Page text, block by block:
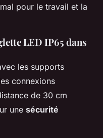
pour le travail et la
LED IP65 dans
les supports
connexions
de 30 cm
une sécurité